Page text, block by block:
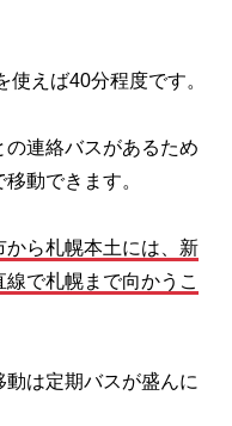
えば40分程度です。
の連絡バスがあるため
動できます。
ら札幌本土には、新
で札幌まで向かうこ
は定期バスが盛んに